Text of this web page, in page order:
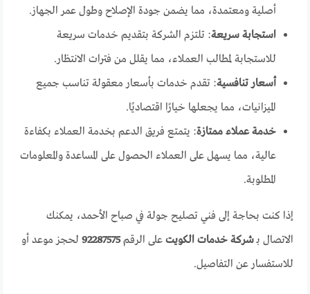
أصلية ومعتمدة، مما يضمن جودة الإصلاح وطول عمر الجهاز.
استجابة سريعة: تلتزم الشركة بتقديم خدمات سريعة
للاستجابة لمطالب العملاء، مما يقلل من فترات الانتظار.
أسعار تنافسية: تقدم خدمات بأسعار معقولة تناسب جميع
الميزانيات، مما يجعلها خيارًا اقتصاديًا.
خدمة عملاء ممتازة: يتمتع فريق الدعم بخدمة العملاء بكفاءة
عالية، مما يسهل على العملاء الحصول على المساعدة والمعلومات
المطلوبة.
إذا كنت بحاجة إلى فني تصليح جولة في صباح الأحمد، يمكنك
الاتصال بـشركة خدمات الكويت على الرقم92287575 لحجز موعد أو
للاستفسار عن التفاصيل.